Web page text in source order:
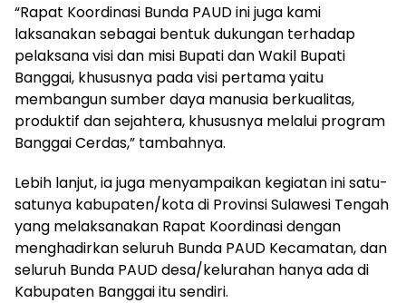
“Rapat Koordinasi Bunda PAUD ini juga kami
laksanakan sebagai bentuk dukungan terhadap
pelaksana visi dan misi Bupati dan Wakil Bupati
Banggai, khususnya pada visi pertama yaitu
membangun sumber daya manusia berkualitas,
produktif dan sejahtera, khususnya melalui program
Banggai Cerdas,” tambahnya.
Lebih lanjut, ia juga menyampaikan kegiatan ini satu-
satunya kabupaten/kota di Provinsi Sulawesi Tengah
yang melaksanakan Rapat Koordinasi dengan
menghadirkan seluruh Bunda PAUD Kecamatan, dan
seluruh Bunda PAUD desa/kelurahan hanya ada di
Kabupaten Banggai itu sendiri.